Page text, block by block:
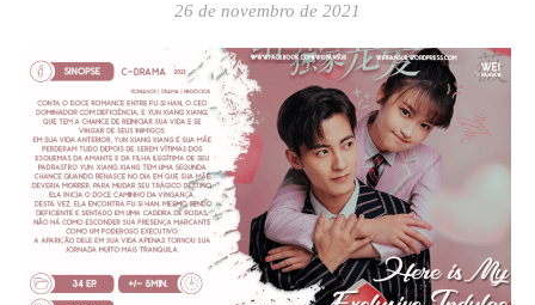
26 de novembro de 2021